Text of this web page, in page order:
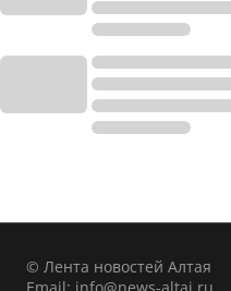
© Лента новостей Алтая